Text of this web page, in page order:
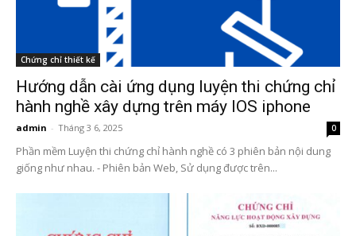
Chứng chỉ thiết kế
Hướng dẫn cài ứng dụng luyện thi chứng chỉ
hành nghề xây dựng trên máy IOS iphone
admin - Tháng 3 6, 2025 0
Phần mềm Luyện thi chứng chỉ hành nghề có 3 phiên bản nội dung
giống như nhau. - Phiên bản Web, Sử dụng được trên...